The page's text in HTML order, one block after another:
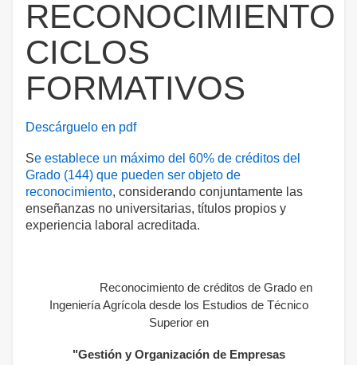
RECONOCIMIENTO
CICLOS
FORMATIVOS
Descárguelo en pdf
Se establece un máximo del 60% de créditos del
Grado (144) que pueden ser objeto de
reconocimiento, considerando conjuntamente las
enseñanzas no universitarias, títulos propios y
experiencia laboral acreditada.
Reconocimiento de créditos de Grado en
Ingeniería Agrícola desde los Estudios de Técnico
Superior en
"Gestión y Organización de Empresas